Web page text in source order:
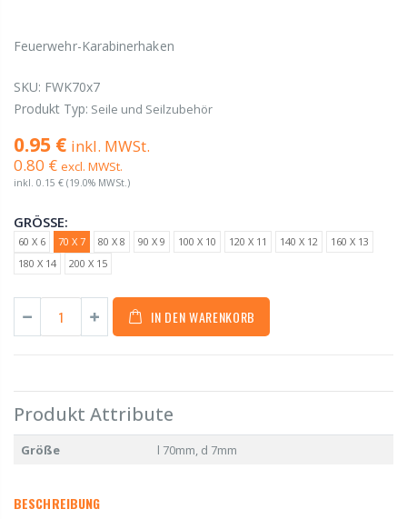
Feuerwehr-Karabinerhaken
SKU: FWK70x7
Produkt Typ: Seile und Seilzubehör
0.95 € inkl. MWSt.
0.80 € excl. MWSt.
inkl. 0.15 € (19.0% MWSt.)
GRÖSSE:
60 X 6 70 X 7 80 X 8 90 X 9 100 X 10 120 X 11 140 X 12
160 X 13
180 X 14
200 X 15
IN DEN WARENKORB
Produkt Attribute
Größe l 70mm, d 7mm
BESCHREIBUNG